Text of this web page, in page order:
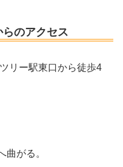
のアクセス
リー駅東口から徒歩4
曲がる。